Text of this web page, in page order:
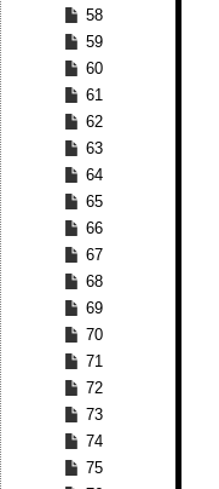
58
59
60
61
62
63
64
65
66
67
68
69
70
71
72
73
74
75